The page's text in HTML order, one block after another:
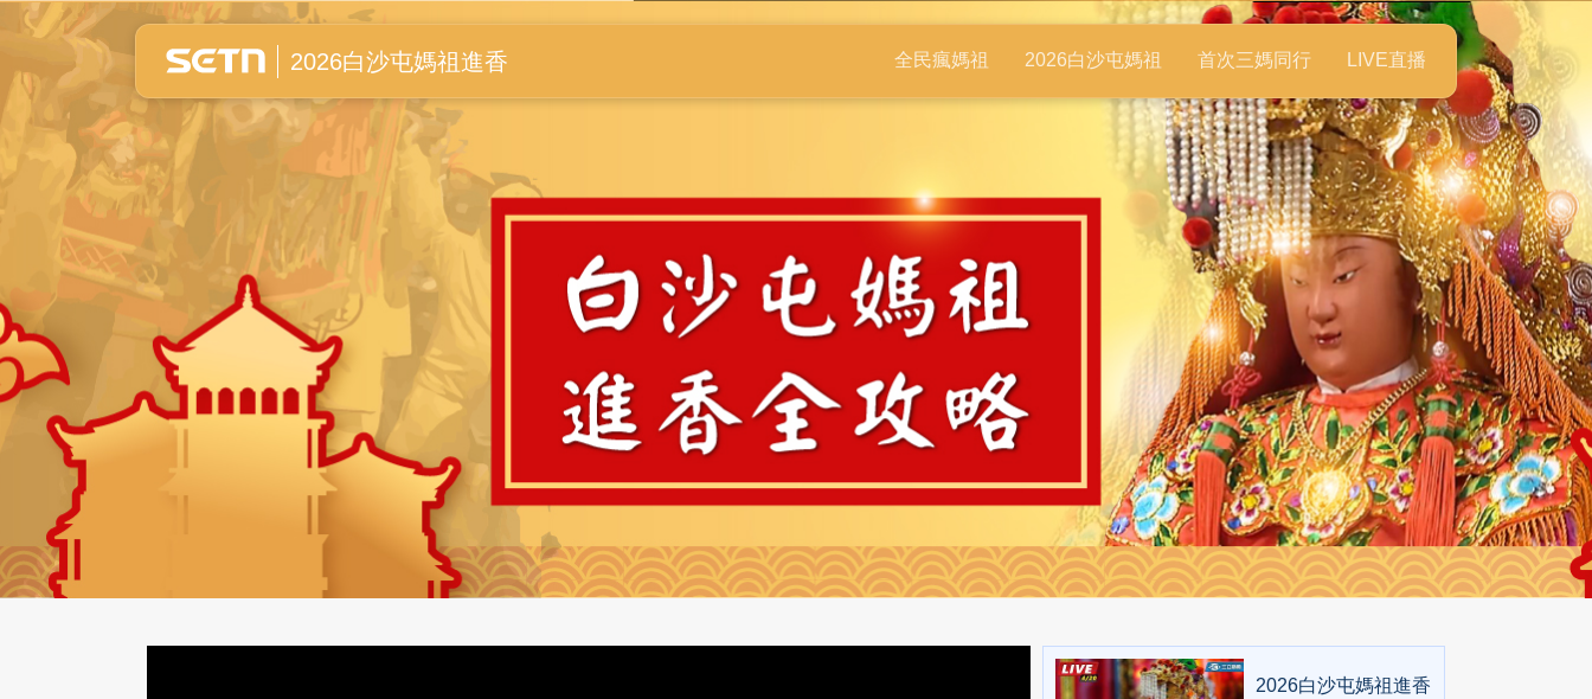
白沙屯媽祖進香全紀錄
2026白沙屯媽祖進香 全民瘋媽祖 2026白沙屯媽祖 首次三媽同行 LIVE直播
2026白沙屯媽祖進香